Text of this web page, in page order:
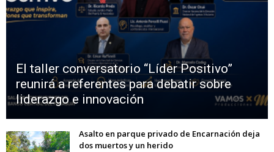
El taller conversatorio “Líder Positivo”
reunirá a referentes para debatir sobre
liderazgo e innovación
Asalto en parque privado de Encarnación deja
dos muertos y un herido